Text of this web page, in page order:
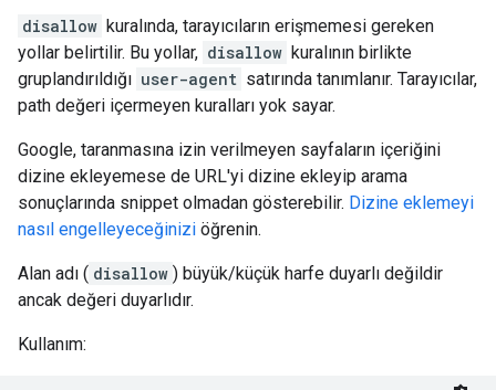
disallow kuralında, tarayıcıların erişmemesi gereken
yollar belirtilir. Bu yollar, disallow kuralının birlikte
gruplandırıldığı user-agent satırında tanımlanır. Tarayıcılar,
path değeri içermeyen kuralları yok sayar.
Google, taranmasına izin verilmeyen sayfaların içeriğini
dizine ekleyemese de URL'yi dizine ekleyip arama
sonuçlarında snippet olmadan gösterebilir. Dizine eklemeyi
nasıl engelleyeceğinizi öğrenin.
Alan adı ( disallow ) büyük/küçük harfe duyarlı değildir
ancak değeri duyarlıdır.
Kullanım: